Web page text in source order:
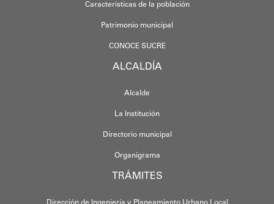
Características de la población
Patrimonio municipal
CONOCE SUCRE
ALCALDÍA
Alcalde
La Institución
Directorio municipal
Organigrama
TRÁMITES